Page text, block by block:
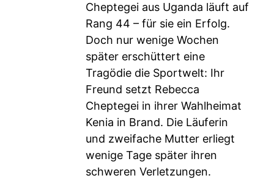
Cheptegei aus Uganda läuft auf
Rang 44 – für sie ein Erfolg.
Doch nur wenige Wochen
später erschüttert eine
Tragödie die Sportwelt: Ihr
Freund setzt Rebecca
Cheptegei in ihrer Wahlheimat
Kenia in Brand. Die Läuferin
und zweifache Mutter erliegt
wenige Tage später ihren
schweren Verletzungen.